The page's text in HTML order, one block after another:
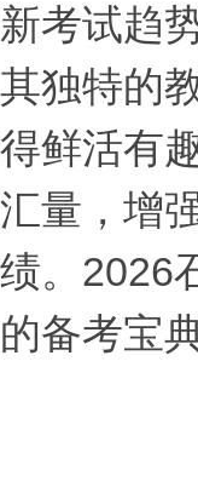
考试趋
独特的
鲜活有
量，增
。2026
备考宝